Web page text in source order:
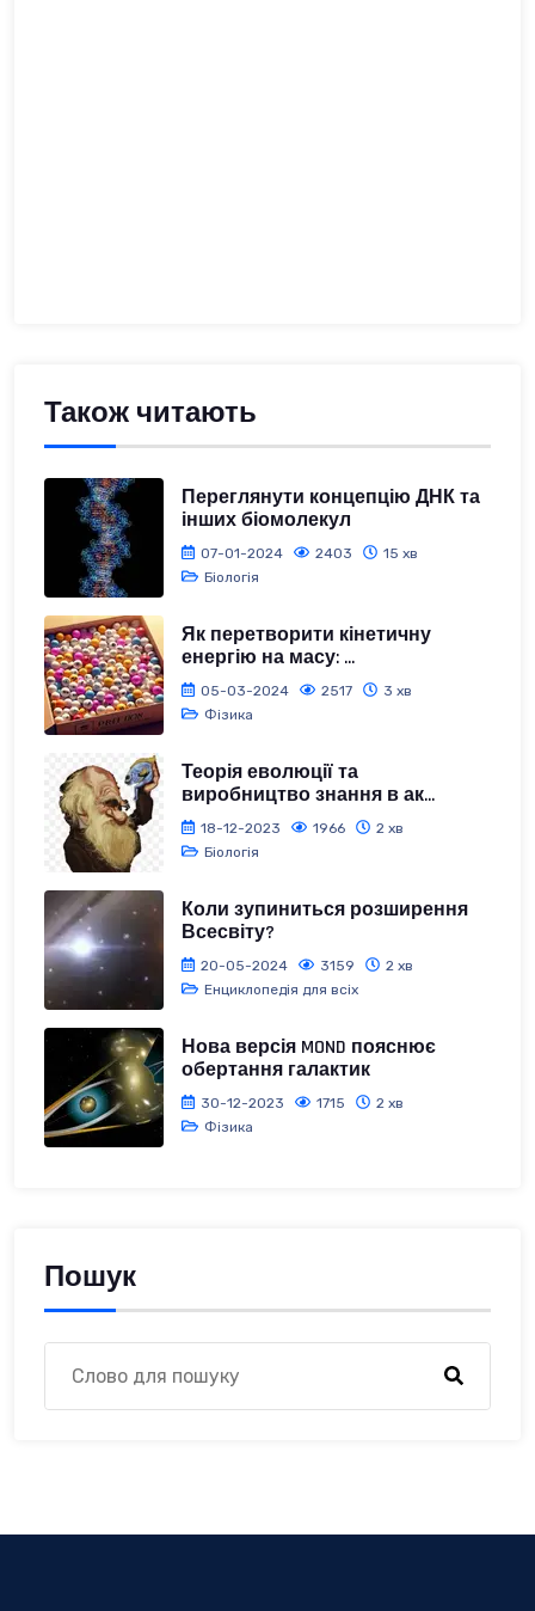
Також читають
Переглянути концепцію ДНК та
інших біомолекул
07-01-2024 2403
15 хв
Біологія
Як перетворити кінетичну
енергію на масу: ...
05-03-2024 2517
3 хв
Фізика
Теорія еволюції та
виробництво знання в ак...
18-12-2023 1966
2 хв
Біологія
Коли зупиниться розширення
Всесвіту?
20-05-2024 3159
2 хв
Енциклопедія для всіх
Нова версія MOND пояснює
обертання галактик
30-12-2023 1715
2 хв
Фізика
Пошук